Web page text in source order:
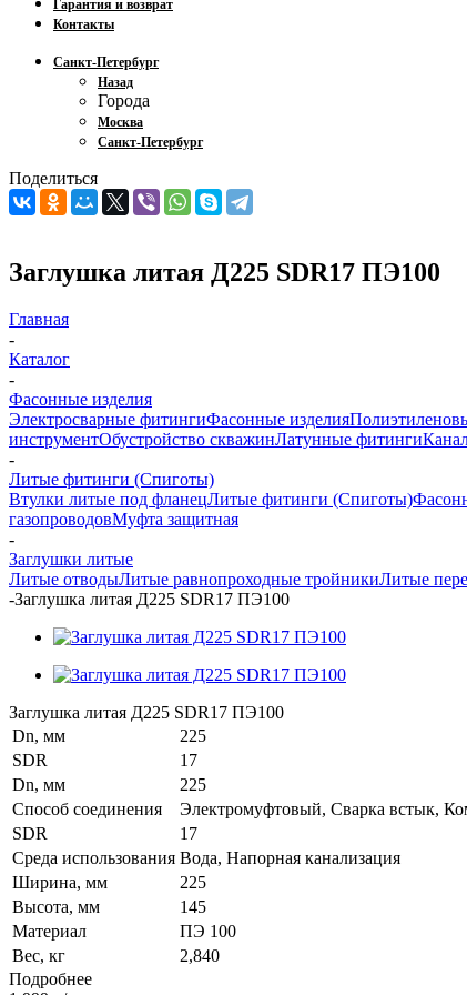
Гарантия и возврат
Контакты
Санкт-Петербург
Назад
Города
Москва
Санкт-Петербург
Поделиться
Заглушка литая Д225 SDR17 ПЭ100
Главная
-
Каталог
-
Фасонные изделия
Электросварные фитингиФасонные изделия
инструментОбустройство скважинЛатунные фитинги
-
Литые фитинги (Спиготы)
Втулки литые под фланецЛитые фитинги (Спиготы)
газопроводовМуфта защитная
-
Заглушки литые
Литые отводыЛитые равнопроходные тройникиЛитые
-Заглушка литая Д225 SDR17 ПЭ100
Заглушка литая Д225 SDR17 ПЭ100
Dn, мм
225
SDR
17
Dn, мм
225
Способ соединения
Электромуфтовый, Сварка встык,
SDR
17
Среда использования Вода, Напорная канализация
Ширина, мм
225
Высота, мм
145
Материал
ПЭ 100
Вес, кг
2,840
Подробнее